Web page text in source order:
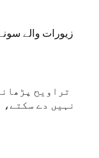
زیورات والے
تراویح
نہیں دے